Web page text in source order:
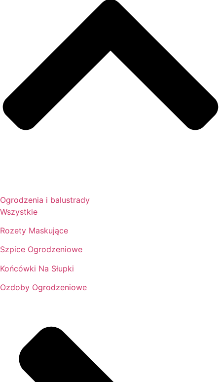
Ogrodzenia i balustrady
Wszystkie
Rozety Maskujące
Szpice Ogrodzeniowe
Końcówki Na Słupki
Ozdoby Ogrodzeniowe